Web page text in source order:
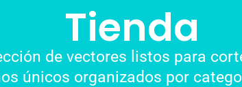
Tienda
de vectores listos para
únicos organizados por